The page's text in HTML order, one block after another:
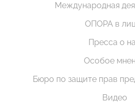
Международная
ОПОРА в
Пресса о
Особое
Бюро по защите прав
Видео